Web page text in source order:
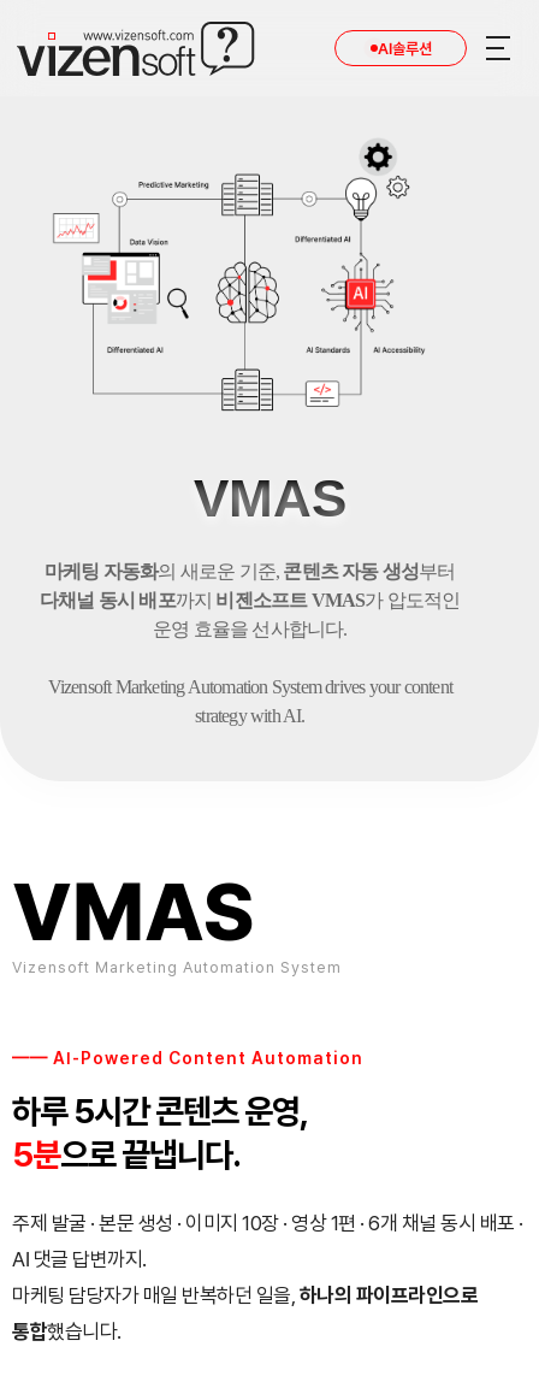
AI솔루션
VMAS
마케팅 자동화의 새로운 기준, 콘텐츠 자동 생성부터
다채널 동시 배포까지 비젠소프트 VMAS가 압도적인
운영 효율을 선사합니다.
Vizensoft Marketing Automation System drives your content
strategy with AI.
VMAS
Vizensoft Marketing Automation System
━━ AI-Powered Content Automation
하루 5시간 콘텐츠 운영,
5분으로 끝냅니다.
주제 발굴 · 본문 생성 · 이미지 10장 · 영상 1편 · 6개 채널 동시 배포 ·
AI 댓글 답변까지.
마케팅 담당자가 매일 반복하던 일을, 하나의 파이프라인으로
통합했습니다.